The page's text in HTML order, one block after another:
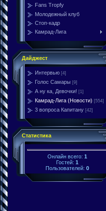
Fans Tropfy
Молодежный клуб
Стоп-кадр
Камрад-Лига
Дайджест
Интервью [4]
Голос Самары [9]
А ну ка, Девочки! [1]
Камрад-Лига (Новости) [554]
3 вопроса Капитану [42]
Статистика
Онлайн всего: 1
Гостей: 1
Пользователей: 0